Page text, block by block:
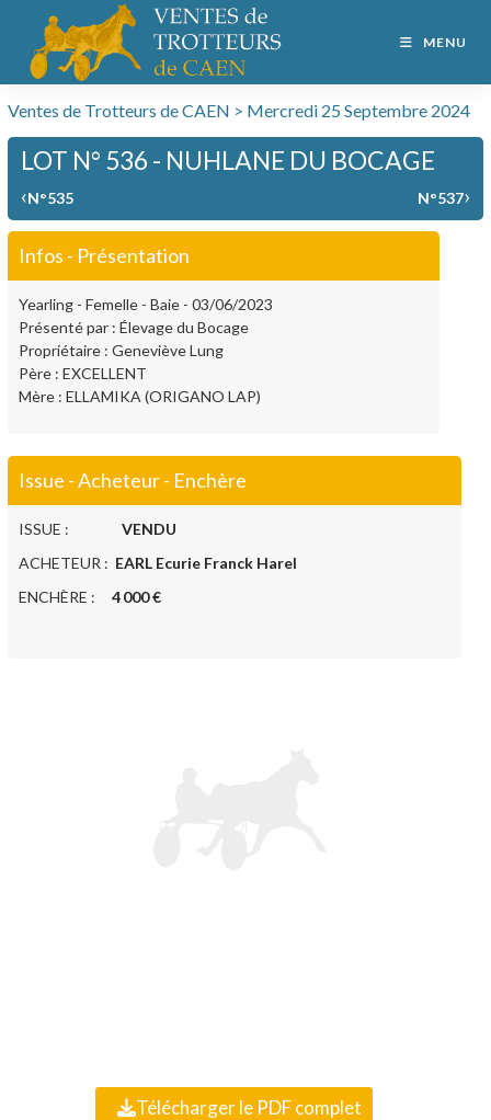
MENU
Ventes de Trotteurs de CAEN > Mercredi 25 Septembre 2024
LOT N° 536 - NUHLANE DU BOCAGE
‹N°535 N°537›
Infos - Présentation
Yearling - Femelle - Baie - 03/06/2023
Présenté par : Élevage du Bocage
Propriétaire : Geneviève Lung
Père : EXCELLENT
Mère : ELLAMIKA (ORIGANO LAP)
Issue - Acheteur - Enchère
ISSUE : VENDU
ACHETEUR : EARL Ecurie Franck Harel
ENCHÈRE : 4 000 €
Télécharger le PDF complet